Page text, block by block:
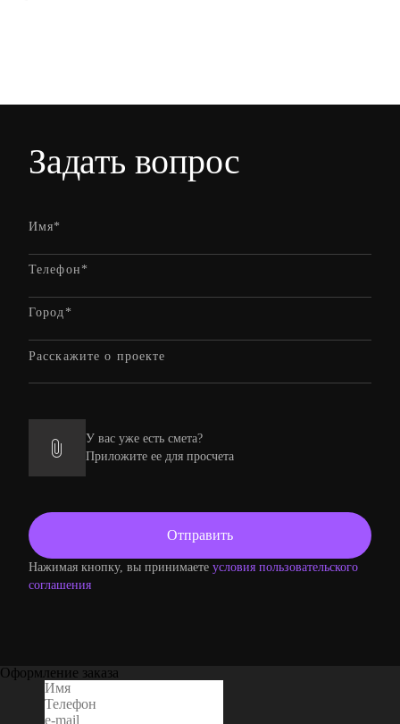
Задать вопрос
У вас уже есть смета?
Приложите ее для просчета
Нажимая кнопку, вы принимаете условия пользовательского
соглашения
Оформление заказа